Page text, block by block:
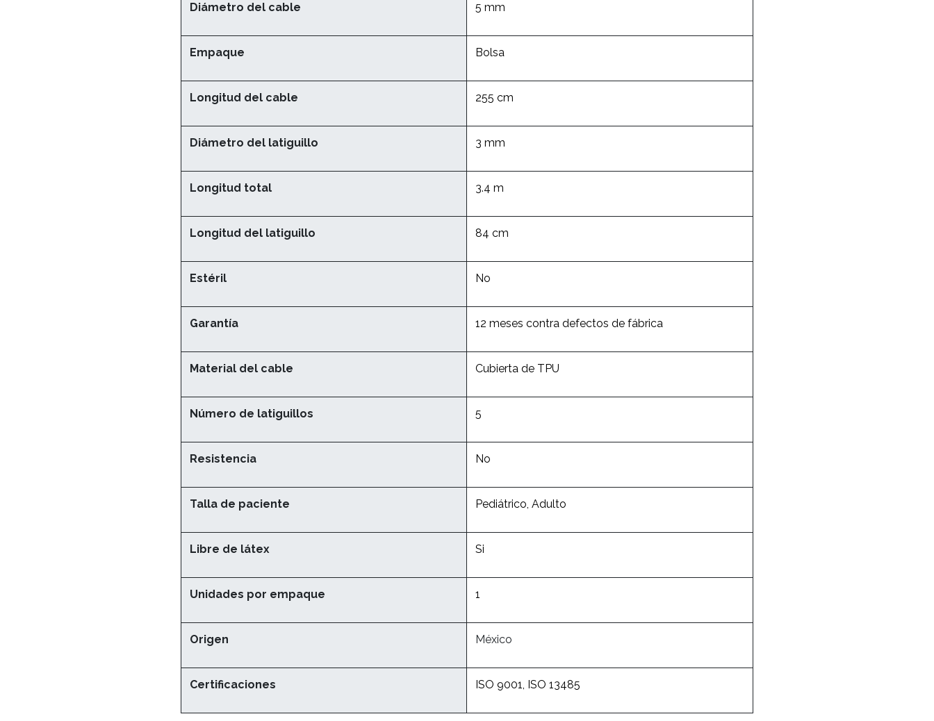
Diámetro del cable 5 mm
Empaque Bolsa
Longitud del cable 255 cm
Diámetro del latiguillo 3 mm
Longitud total 3.4 m
Longitud del latiguillo 84 cm
Estéril No
Garantía 12 meses contra defectos de fábrica
Material del cable Cubierta de TPU
Número de latiguillos 5
Resistencia No
Talla de paciente Pediátrico, Adulto
Libre de látex Si
Unidades por empaque 1
Origen México
Certificaciones ISO 9001, ISO 13485